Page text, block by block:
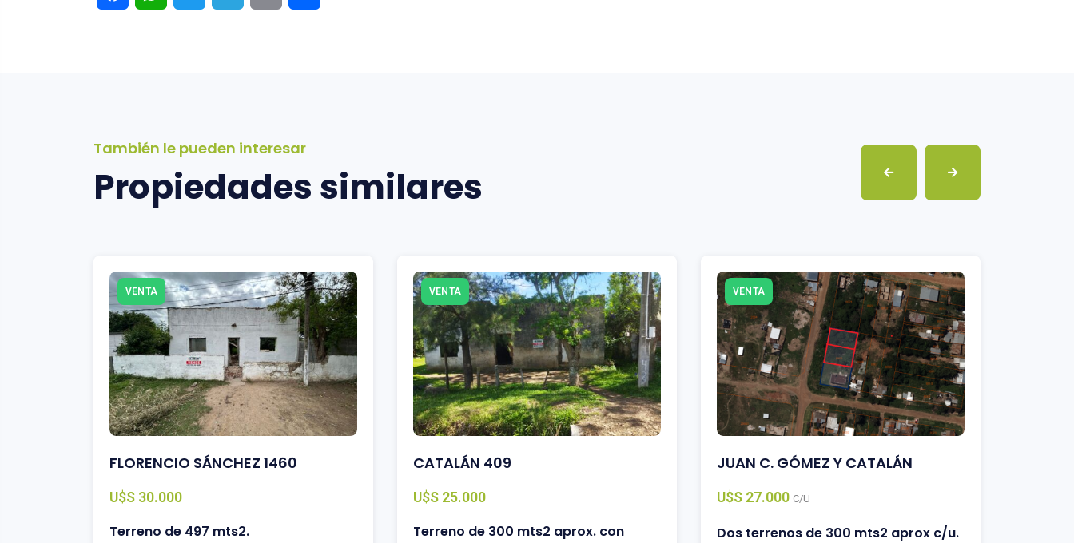
También le pueden interesar
Propiedades similares
VENTA
FLORENCIO SÁNCHEZ 1460
U$S 30.000
Terreno de 497 mts2.
VENTA
CATALÁN 409
U$S 25.000
Terreno de 300 mts2 aprox. con
VENTA
JUAN C. GÓMEZ Y CATALÁN
U$S 27.000 C/U
Dos terrenos de 300 mts2 aprox c/u.